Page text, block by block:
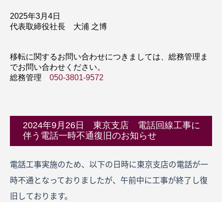
2025年3月4日
代表取締役社長 大浦 之博
移転に関するお問い合わせにつきましては、総務管理ま
でお問い合わせください。
総務管理 050-3801-9572
2024年9月26日 東京支店 電話回線工事に
伴う電話一時不通復旧のお知らせ
電話工事実施のため、以下の日時に東京支店の電話が一
時不通となっておりましたが、午前中に工事が終了し復
旧しております。